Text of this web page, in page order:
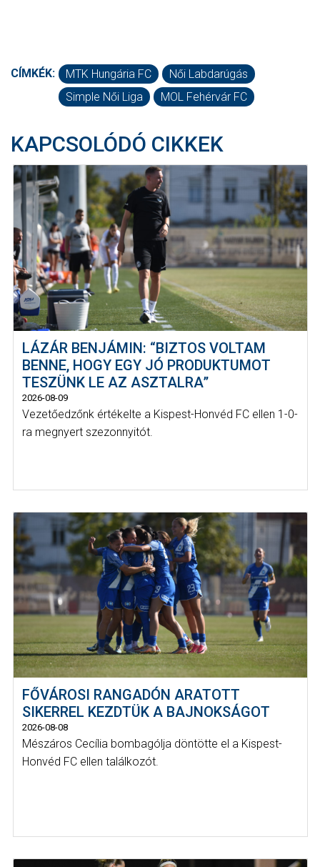
CÍMKÉK: MTK Hungária FC
Női Labdarúgás
Simple Női Liga
MOL Fehérvár FC
KAPCSOLÓDÓ CIKKEK
LÁZÁR BENJÁMIN: “BIZTOS VOLTAM
BENNE, HOGY EGY JÓ PRODUKTUMOT
TESZÜNK LE AZ ASZTALRA”
2026-08-09
Vezetőedzőnk értékelte a Kispest-Honvéd FC ellen 1-0-
ra megnyert szezonnyitót.
FŐVÁROSI RANGADÓN ARATOTT
SIKERREL KEZDTÜK A BAJNOKSÁGOT
2026-08-08
Mészáros Cecília bombagólja döntötte el a Kispest-
Honvéd FC ellen találkozót.